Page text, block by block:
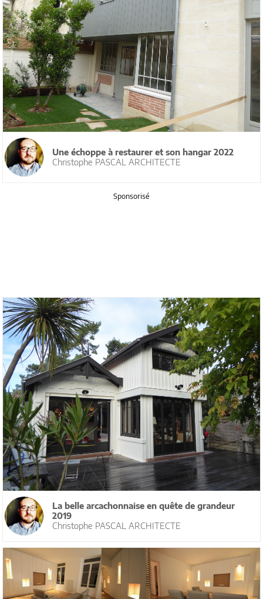
Une échoppe à restaurer et son hangar 2022
Christophe PASCAL ARCHITECTE
Sponsorisé
La belle arcachonnaise en quête de grandeur
2019
Christophe PASCAL ARCHITECTE